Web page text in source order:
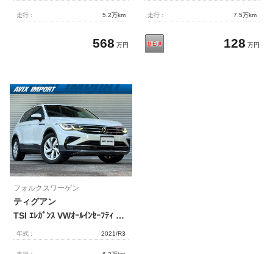
走行： 5.2万km
万円
568
走行： 7.5万km
万円
128
フォルクスワーゲン
ティグアン
TSI ｴﾚｶﾞﾝｽ VWｵｰﾙｲﾝｾｰﾌﾃｨ 黒布 SSDﾅﾋﾞ ｱﾗｳﾝﾄﾞﾋﾞｭｰC AppleCarPlay ﾃﾞｼﾞﾀﾙｺｯｸﾋﾟｯﾄPro HUD 前後席Sﾋｰﾀｰ LEDﾏﾄﾘｯｸｽ Pﾃｰﾙｹﾞｰﾄ ﾊｲﾋﾞｰﾑｱｼｽﾄ PｱｼｽﾄD ACC ﾚｰﾝﾁｪﾝｼﾞ 分割可倒式ｼｰﾄ 3ｿﾞｰﾝAC ｷｰﾚｽｺﾞｰ PDC 専用18AW 禁煙
年式： 2021/R3